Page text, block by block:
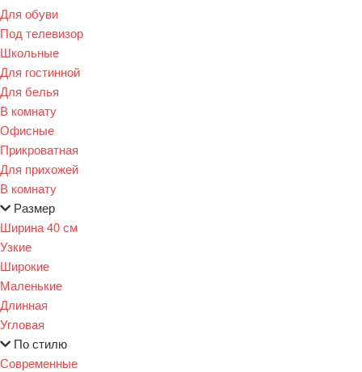
Для обуви
Под телевизор
Школьные
Для гостинной
Для белья
В комнату
Офисные
Прикроватная
Для прихожей
В комнату
Размер
Ширина 40 см
Узкие
Широкие
Маленькие
Длинная
Угловая
По стилю
Современные